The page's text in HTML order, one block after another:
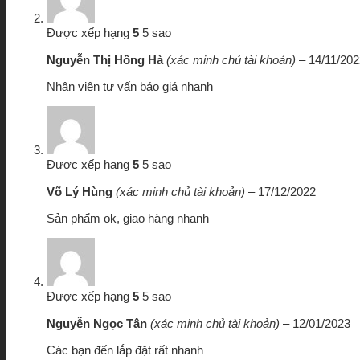
Được xếp hạng 5 5 sao
Nguyễn Thị Hồng Hà(xác minh chủ tài khoản) – 14/11/
Nhân viên tư vấn báo giá nhanh
Được xếp hạng 5 5 sao
Võ Lý Hùng (xác minh chủ tài khoản) – 17/12/2022
Sản phẩm ok, giao hàng nhanh
Được xếp hạng 5 5 sao
Nguyễn Ngọc Tân (xác minh chủ tài khoản) – 12/01/2023
Các bạn đến lắp đặt rất nhanh